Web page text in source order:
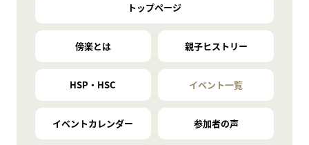
トップページ
傍楽とは 親子ヒストリー
HSP・HSC イベント一覧
イベントカレンダー 参加者の声